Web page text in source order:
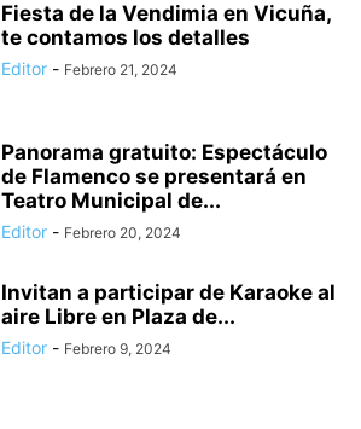
Fiesta de la Vendimia en Vicuña,
te contamos los detalles
Editor - Febrero 21, 2024
Panorama gratuito: Espectáculo
de Flamenco se presentará en
Teatro Municipal de...
Editor - Febrero 20, 2024
Invitan a participar de Karaoke al
aire Libre en Plaza de...
Editor - Febrero 9, 2024